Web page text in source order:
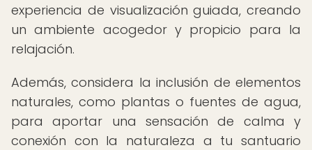
experiencia de visualización guiada, creando
un ambiente acogedor y propicio para la
relajación.
Además, considera la inclusión de elementos
naturales, como plantas o fuentes de agua,
para aportar una sensación de calma y
conexión con la naturaleza a tu santuario